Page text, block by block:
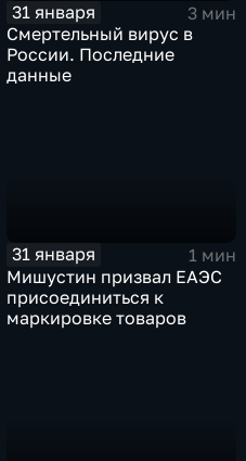
31 января
3 мин
Смертельный вирус в
России. Последние
данные
31 января
1 мин
Мишустин призвал ЕАЭС
присоединиться к
маркировке товаров